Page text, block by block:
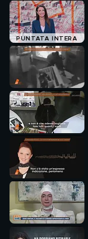
PUNTATA INTERA